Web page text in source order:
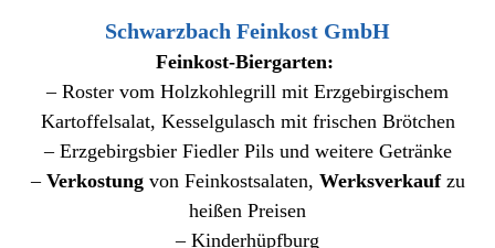
Schwarzbach Feinkost GmbH
Feinkost-Biergarten:
– Roster vom Holzkohlegrill mit Erzgebirgischem
Kartoffelsalat, Kesselgulasch mit frischen Brötchen
– Erzgebirgsbier Fiedler Pils und weitere Getränke
– Verkostungvon Feinkostsalaten, Werksverkaufzu
heißen Preisen
– Kinderhüpfburg